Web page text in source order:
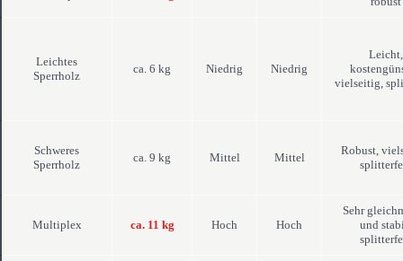
Leichtes
Sperrholz
ca. 6 kg Niedrig Niedrig
Leicht,
vielseitig,
Schweres
Sperrholz
ca. 9 kg Mittel Mittel
Robust,
Multiplex ca. 11 kg Hoch Hoch
Sehr
und